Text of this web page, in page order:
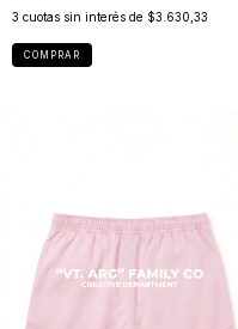
3 cuotas sin interés de $3.630,33
COMPRAR